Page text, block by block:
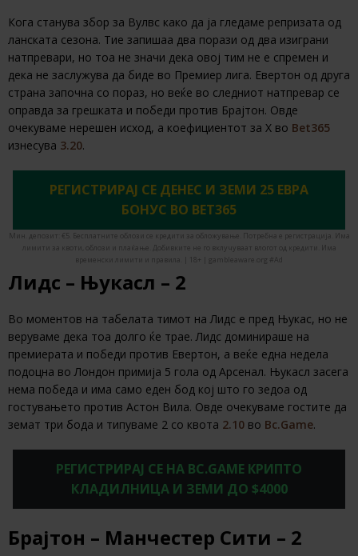
Кога станува збор за Вулвс како да ја гледаме репризата од
ланската сезона. Тие запишаа два порази од два изиграни
натпревари, но тоа не значи дека овој тим не е спремен и
дека не заслужува да биде во Премиер лига. Евертон од друга
страна започна со пораз, но веќе во следниот натпревар се
оправда за грешката и победи против Брајтон. Овде
очекуваме нерешен исход, а коефициентот за Х во Bet365
изнесува 3.20.
РЕГИСТРИРАЈ СЕ ДЕНЕС И ЗЕМИ 25 ЕВРА
БОНУС ВО BET365
Мин. депозит: €5. Бесплатните облози се кредити за обложување. Потребна е регистрација. Има
лимити за квоти, облози и плаќање. Добивките не го вклучуваат влогот од кредити. Има
временски лимити и правила. | 18+ | gambleaware.org #Ad
Лидс – Њукасл – 2
Во моментов на табелата тимот на Лидс е пред Њукас, но не
веруваме дека тоа долго ќе трае. Лидс доминираше на
премиерата и победи против Евертон, а веќе една недела
подоцна во Лондон примија 5 гола од Арсенал. Њукасл засега
нема победа и има само еден бод кој што го зедоа од
гостувањето против Астон Вила. Овде очекуваме гостите да
земат три бода и типуваме 2 со квота 2.10 во Bc.Game.
РЕГИСТРИРАЈ СЕ НА BC.GAME КРИПТО
КЛАДИЛНИЦА И ЗЕМИ ДО $4000
Брајтон – Манчестер Сити – 2